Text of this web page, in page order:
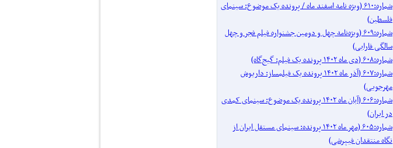
شماره:۶۱۰ (ویژه نامه اسفند ماه / پرونده یک موضوع: سینمای
فلسطین)
شماره:۶۰۹ (ویژه‌نامه چهل و دومین جشنواره فیلم فجر و چهل
سالگی فارابی)
شماره:۶۰۸ (دی ماه ۱۴۰۲ پرونده یک فیلم: گیج‌گاه)
شماره:۶۰۷ (آذر ماه ۱۴۰۲ پرونده یک فیلمساز: داریوش
مهرجویی)
شماره:۶۰۶ (آبان ماه ۱۴۰۲ پرونده یک موضوع: سینمای کمدی
در ایران)
شماره:۶۰۵ (مهر ماه ۱۴۰۲ پرونده: سینمای مستقل ایران از
نگاه منتقدان فیپرشی)